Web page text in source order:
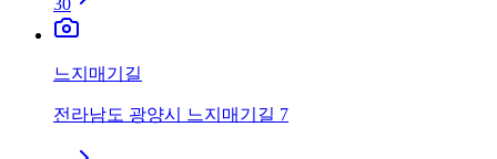
느지매기길
전라남도 광양시 느지매기길 7